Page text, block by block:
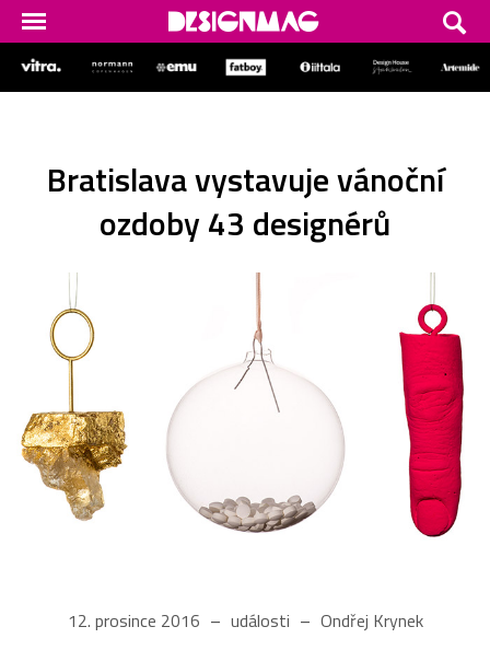
Bratislava vystavuje vánoční
ozdoby 43 designérů
12. prosince 2016 události Ondřej Krynek